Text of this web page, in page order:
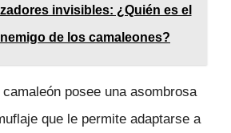
invisibles: ¿Quién es el
de los camaleones?
posee una asombrosa
que le permite adaptarse a